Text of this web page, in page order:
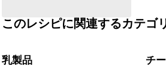
このレシピに関連するカテゴ
乳製品 チ